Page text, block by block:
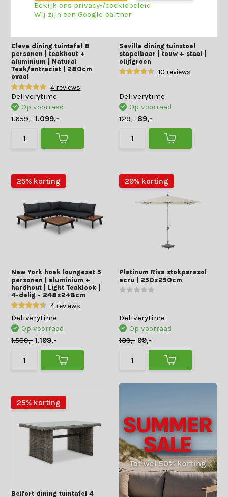
Cleve dining tuintafel 8
personen | teakhout +
aluminium | Natural
Teak/antraciet | 280cm
ovaal
4 reviews
Deliverytime
Op voorraad
1.659,- 1.099,-
Seville dining tuinstoel
stapelbaar | touw + staal |
olijfgroen
10 reviews
Deliverytime
Op voorraad
129,- 89,-
25% korting
New York hoek loungeset 5
personen | aluminium +
hardhout | Light Teaklook |
4-delig - 248x248cm
4 reviews
Deliverytime
Op voorraad
1.589,- 1.199,-
29% korting
Platinum Riva stokparasol
ecru | 250x250cm
Deliverytime
Op voorraad
139,- 99,-
25% korting
Belfort dining tuintafel 4
Bekijk ons privacy-/cookiebeleid
Wij zijn een Google partner